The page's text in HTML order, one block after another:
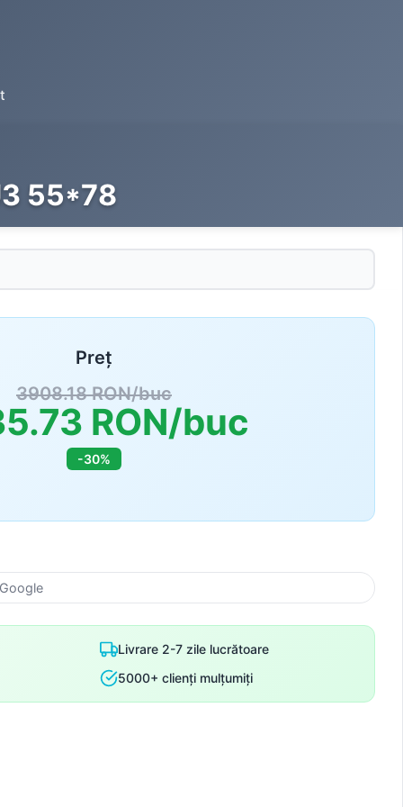
55*78
Preț
3908.18 RON/buc
RON/buc
-30%
Livrare 2-7 zile lucrătoare
5000+ clienți mulțumiți